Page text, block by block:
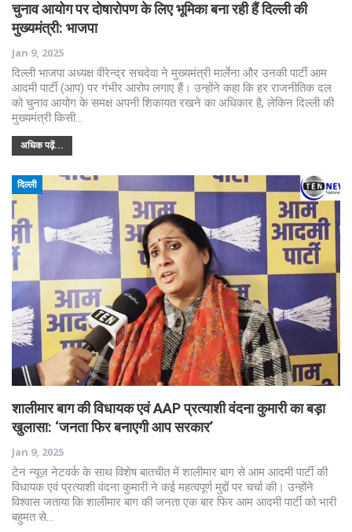
चुनाव आयोग पर दोषारोपण के लिए भूमिका बना रही हैं दिल्ली की
मुख्यमंत्री: भाजपा
Jan 9, 2025
दिल्ली भाजपा अध्यक्ष वीरेन्द्र सचदेवा ने मुख्यमंत्री मार्लेना और उनकी पार्टी आम
आदमी पार्टी (आप) पर गंभीर आरोप लगाए हैं। उन्होंने कहा कि हर राजनीतिक दल
को चुनाव आयोग के समक्ष अपनी शिकायत रखने का अधिकार है, लेकिन दिल्ली की
मुख्यमंत्री किसी…
अधिक पढ़ें...
दिल्ली
शालीमार बाग की विधायक एवं AAP प्रत्याशी वंदना कुमारी का बड़ा
खुलासा: ‘जनता फिर बनाएगी आप सरकार’
Jan 9, 2025
टेन न्यूज़ नेटवर्क के साथ विशेष बातचीत में शालीमार बाग से आम आदमी पार्टी की
विधायक एवं प्रत्याशी वंदना कुमारी ने कई महत्वपूर्ण मुद्दों पर चर्चा की। उन्होंने
विश्वास जताया कि शालीमार बाग की जनता एक बार फिर आम आदमी पार्टी को भारी
बहुमत से…